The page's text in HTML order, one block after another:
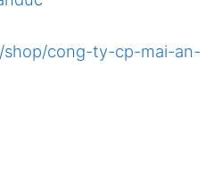
cong-ty-cp-mai-an-